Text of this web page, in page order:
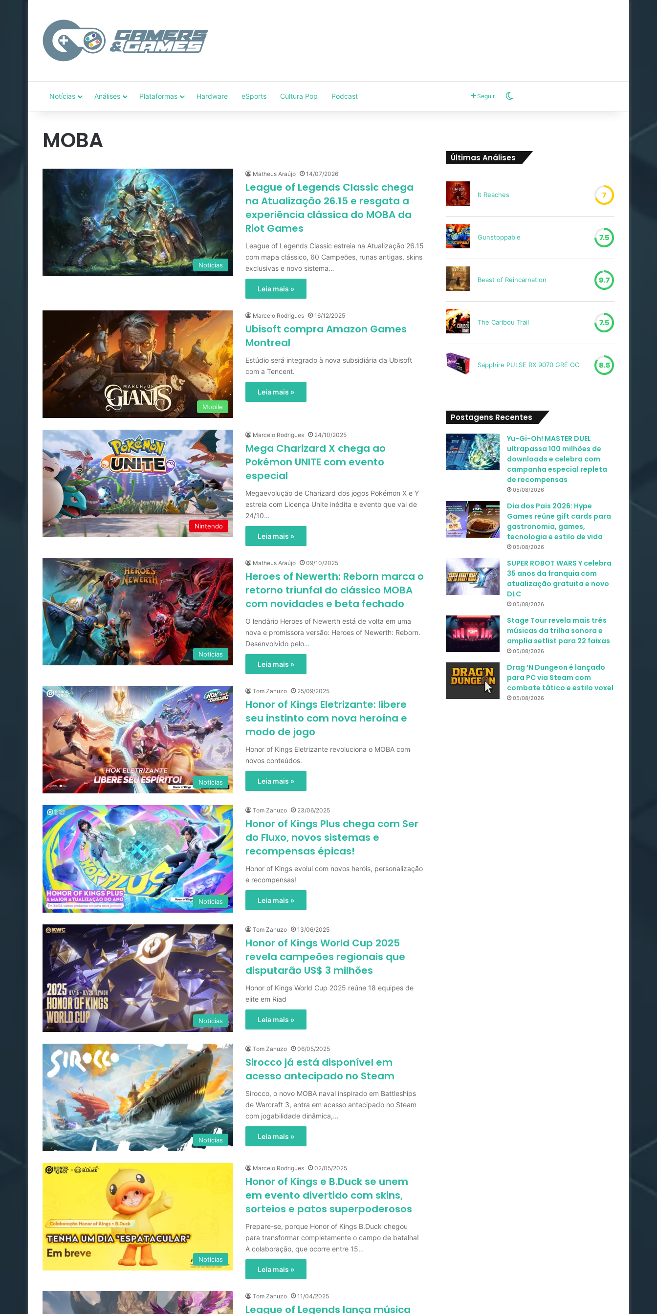
Notícias Análises Plataformas Hardware eSports Cultura Pop Podcast Seguir
MOBA
Notícias
Matheus Araújo 14/07/2026
League of Legends Classic chega
na Atualização 26.15 e resgata a
experiência clássica do MOBA da
Riot Games
League of Legends Classic estreia na Atualização 26.15
com mapa clássico, 60 Campeões, runas antigas, skins
exclusivas e novo sistema…
Leia mais »
Mobile
Marcelo Rodrigues 16/12/2025
Ubisoft compra Amazon Games
Montreal
Estúdio será integrado à nova subsidiária da Ubisoft
com a Tencent.
Leia mais »
Nintendo
Marcelo Rodrigues 24/10/2025
Mega Charizard X chega ao
Pokémon UNITE com evento
especial
Megaevolução de Charizard dos jogos Pokémon X e Y
estreia com Licença Unite inédita e evento que vai de
24/10…
Leia mais »
Notícias
Matheus Araújo 09/10/2025
Heroes of Newerth: Reborn marca o
retorno triunfal do clássico MOBA
com novidades e beta fechado
O lendário Heroes of Newerth está de volta em uma
nova e promissora versão: Heroes of Newerth: Reborn.
Desenvolvido pelo…
Leia mais »
Notícias
Tom Zanuzo 25/09/2025
Honor of Kings Eletrizante: libere
seu instinto com nova heroína e
modo de jogo
Honor of Kings Eletrizante revoluciona o MOBA com
novos conteúdos.
Leia mais »
Notícias
Tom Zanuzo 23/06/2025
Honor of Kings Plus chega com Ser
do Fluxo, novos sistemas e
recompensas épicas!
Honor of Kings evolui com novos heróis, personalização
e recompensas!
Leia mais »
Notícias
Tom Zanuzo 13/06/2025
Honor of Kings World Cup 2025
revela campeões regionais que
disputarão US$ 3 milhões
Honor of Kings World Cup 2025 reúne 18 equipes de
elite em Riad
Leia mais »
Notícias
Tom Zanuzo 06/05/2025
Sirocco já está disponível em
acesso antecipado no Steam
Sirocco, o novo MOBA naval inspirado em Battleships
de Warcraft 3, entra em acesso antecipado no Steam
com jogabilidade dinâmica,…
Leia mais »
Notícias
Marcelo Rodrigues 02/05/2025
Honor of Kings e B.Duck se unem
em evento divertido com skins,
sorteios e patos superpoderosos
Prepare-se, porque Honor of Kings B.Duck chegou
para transformar completamente o campo de batalha!
A colaboração, que ocorre entre 15…
Leia mais »
Tom Zanuzo 11/04/2025
League of Legends lança música
Últimas Análises
It Reaches 7
Gunstoppable 7.5
Beast of Reincarnation 9.7
The Caribou Trail 7.5
Sapphire PULSE RX 9070 GRE OC 8.5
Postagens Recentes
Yu-Gi-Oh! MASTER DUEL
ultrapassa 100 milhões de
downloads e celebra com
campanha especial repleta
de recompensas
05/08/2026
Dia dos Pais 2026: Hype
Games reúne gift cards para
gastronomia, games,
tecnologia e estilo de vida
05/08/2026
SUPER ROBOT WARS Y celebra
35 anos da franquia com
atualização gratuita e novo
DLC
05/08/2026
Stage Tour revela mais três
músicas da trilha sonora e
amplia setlist para 22 faixas
05/08/2026
Drag ‘N Dungeon é lançado
para PC via Steam com
combate tático e estilo voxel
05/08/2026